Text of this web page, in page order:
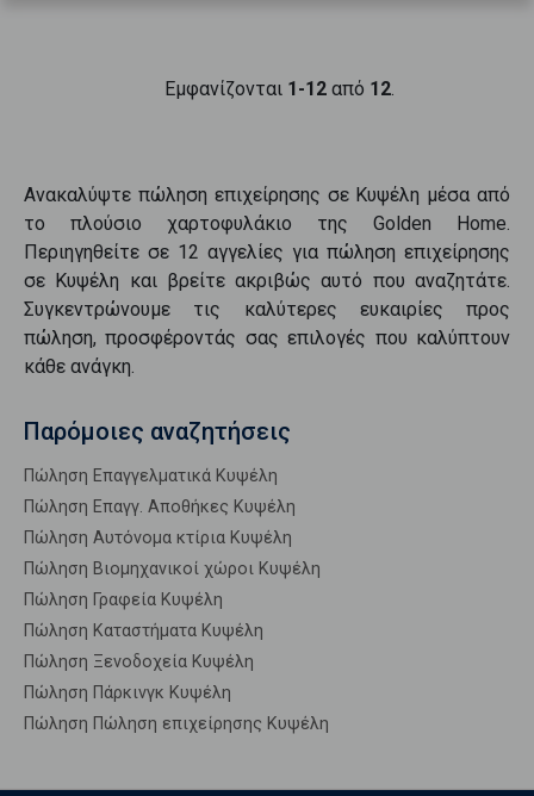
Εμφανίζονται 1-12από 12.
Ανακαλύψτε πώληση επιχείρησης σε Κυψέλη μέσα από
το πλούσιο χαρτοφυλάκιο της Golden Home.
Περιηγηθείτε σε 12 αγγελίες για πώληση επιχείρησης
σε Κυψέλη και βρείτε ακριβώς αυτό που αναζητάτε.
Συγκεντρώνουμε τις καλύτερες ευκαιρίες προς
πώληση, προσφέροντάς σας επιλογές που καλύπτουν
κάθε ανάγκη.
Παρόμοιες αναζητήσεις
Πώληση Επαγγελματικά Κυψέλη
Πώληση Επαγγ. Αποθήκες Κυψέλη
Πώληση Αυτόνομα κτίρια Κυψέλη
Πώληση Βιομηχανικοί χώροι Κυψέλη
Πώληση Γραφεία Κυψέλη
Πώληση Καταστήματα Κυψέλη
Πώληση Ξενοδοχεία Κυψέλη
Πώληση Πάρκινγκ Κυψέλη
Πώληση Πώληση επιχείρησης Κυψέλη